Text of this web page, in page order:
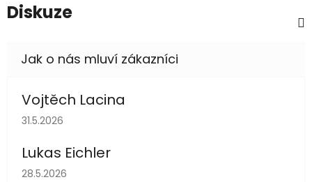
Diskuze
Vojtěch Lacina
Hodnocení obchodu je 5 z 5 hvězdiček.
31.5.2026
Lukas Eichler
Hodnocení obchodu je 5 z 5 hvězdiček.
28.5.2026